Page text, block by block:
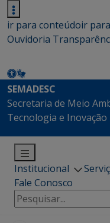
ir para conteúdoir
Ouvidoria
SEMADESC
Secretaria de Meio
Tecnologia e Inovação
Institucional
Fale Conosco
Pesquisar
por: